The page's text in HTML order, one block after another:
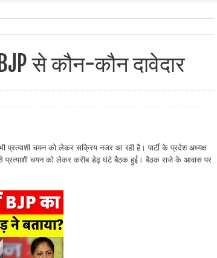
से कौन-कौन दावेदार
प्रत्याशी चयन को लेकर सक्रिय नजर आ रही है। पार्टी के प्रदेश अध्यक्ष
से प्रत्याशी चयन को लेकर करीब डेढ़ घंटे बैठक हुई। बैठक राजे के आवास पर